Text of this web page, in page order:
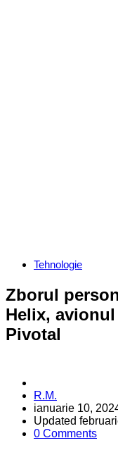
Categories
Tehnologie
Zborul
Helix,
Pivotal
Posted
by
R.M.
ianuarie 10,
Updated
0 Comments